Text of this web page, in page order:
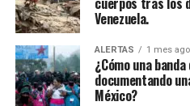
Venezuela.
ALERTAS 1 mes ago
¿Cómo una
documentando
México?